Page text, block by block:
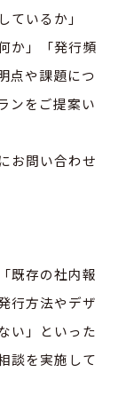
いるか」
か」「発行頻
点や課題につ
ンをご提案い
お問い合わせ
既存の社内報
行方法やデザ
い」といった
談を実施して